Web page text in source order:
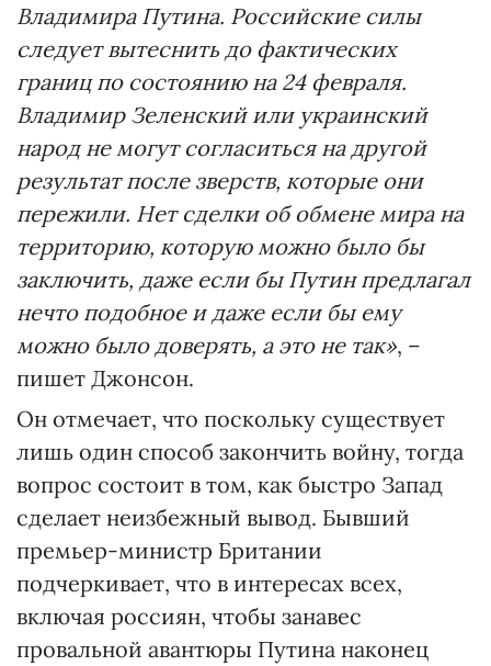
Владимира Путина. Российские силы
следует вытеснить до фактических
границ по состоянию на 24 февраля.
Владимир Зеленский или украинский
народ не могут согласиться на другой
результат после зверств, которые они
пережили. Нет сделки об обмене мира на
территорию, которую можно было бы
заключить, даже если бы Путин предлагал
нечто подобное и даже если бы ему
можно было доверять, а это не так», –
пишет Джонсон.
Он отмечает, что поскольку существует
лишь один способ закончить войну, тогда
вопрос состоит в том, как быстро Запад
сделает неизбежный вывод. Бывший
премьер-министр Британии
подчеркивает, что в интересах всех,
включая россиян, чтобы занавес
провальной авантюры Путина наконец